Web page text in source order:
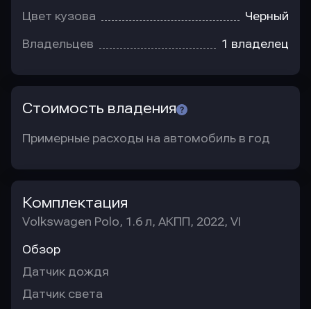
Цвет кузова Черный
Владельцев 1 владелец
Стоимость владения
Примерные расходы на автомобиль в год
Комплектация
Volkswagen Polo, 1.6 л, АКПП, 2022, VI
Обзор
Датчик дождя
Датчик света